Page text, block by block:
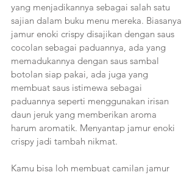
yang menjadikannya sebagai salah satu
sajian dalam buku menu mereka. Biasanya
jamur enoki crispy disajikan dengan saus
cocolan sebagai paduannya, ada yang
memadukannya dengan saus sambal
botolan siap pakai, ada juga yang
membuat saus istimewa sebagai
paduannya seperti menggunakan irisan
daun jeruk yang memberikan aroma
harum aromatik. Menyantap jamur enoki
crispy jadi tambah nikmat.
Kamu bisa loh membuat camilan jamur